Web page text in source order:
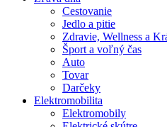
Cestovanie
Jedlo a pitie
Zdravie, Wellness a
Šport a voľný čas
Auto
Tovar
Darčeky
Elektromobilita
Elektromobily